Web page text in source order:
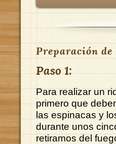
Preparación de
Paso 1:
Para realizar un
primero que
las espinacas y
durante unos
retiramos del